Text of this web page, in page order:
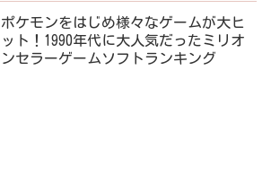
ポケモンをはじめ様々なゲームが大ヒ
ット！1990年代に大人気だったミリオ
ンセラーゲームソフトランキング